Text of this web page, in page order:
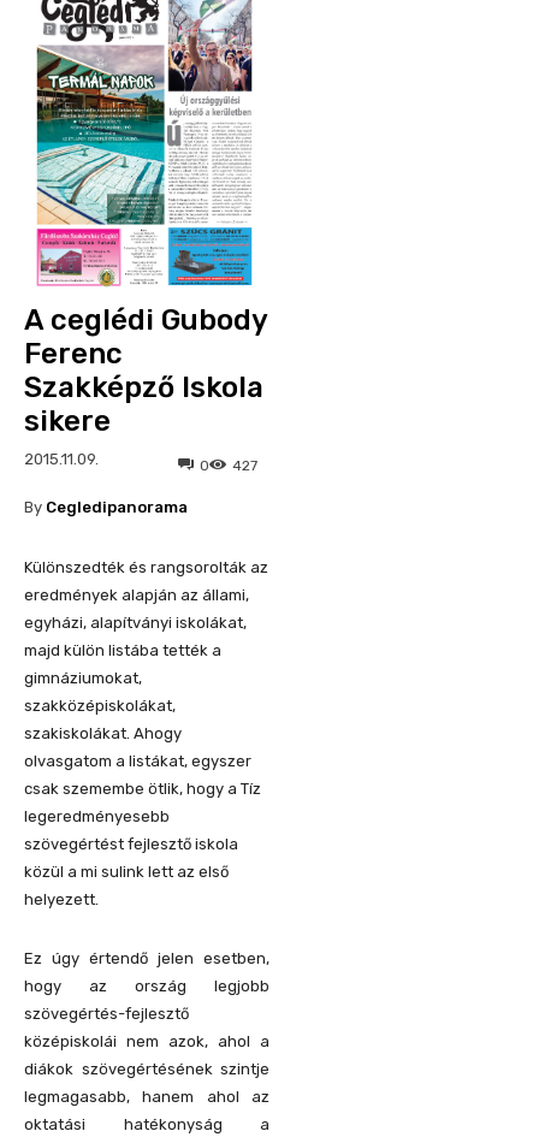
A ceglédi Gubody
Ferenc
Szakképző Iskola
sikere
2015.11.09. 427
0
By Cegledipanorama
Különszedték és rangsorolták az
eredmények alapján az állami,
egyházi, alapítványi iskolákat,
majd külön listába tették a
gimnáziumokat,
szakközépiskolákat,
szakiskolákat. Ahogy
olvasgatom a listákat, egyszer
csak szemembe ötlik, hogy a Tíz
legeredményesebb
szövegértést fejlesztő iskola
közül a mi sulink lett az első
helyezett.
Ez úgy értendő jelen esetben,
hogy az ország legjobb
szövegértés-fejlesztő
középiskolái nem azok, ahol a
diákok szövegértésének szintje
legmagasabb, hanem ahol az
oktatási hatékonyság a